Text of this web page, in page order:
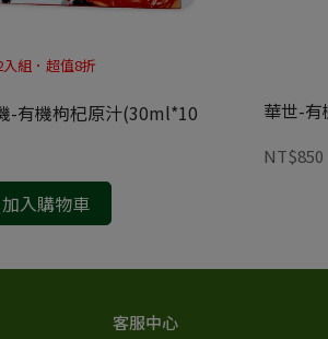
入組．超值8折
-有機枸杞原汁(30ml*10
加入購物車
華世-
NT$850
客服中心